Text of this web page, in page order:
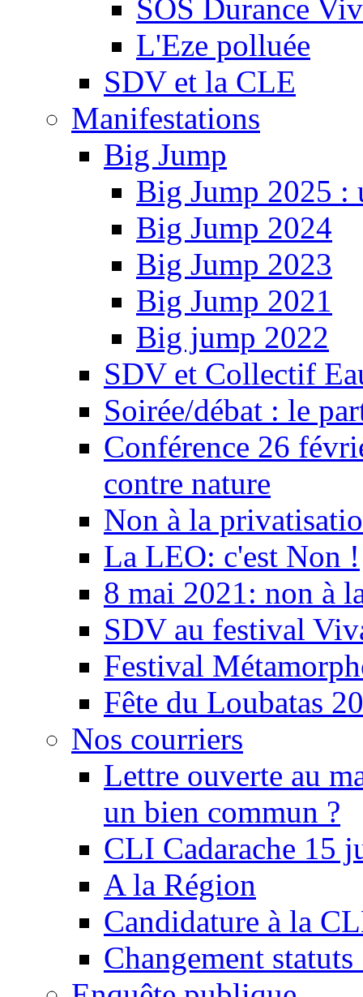
SOS Durance
L'Eze polluée
SDV et la CLE
Manifestations
Big Jump
Big Jump 2025 :
Big Jump 2024
Big Jump 2023
Big Jump 2021
Big jump 2022
SDV et Collectif
Soirée/débat : le
Conférence 26
contre nature
Non à la
La LEO: c'est Non !
8 mai 2021: non à
SDV au festival
Festival
Fête du Loubatas
Nos courriers
Lettre ouverte au
un bien commun ?
CLI Cadarache 15
A la Région
Candidature à la
Changement